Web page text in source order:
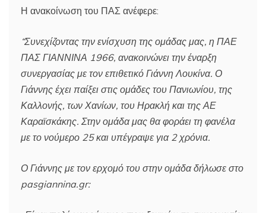
Η ανακοίνωση του ΠΑΣ ανέφερε:
“Συνεχίζοντας την ενίσχυση της ομάδας μας, η ΠΑΕ
ΠΑΣ ΓΙΑΝΝΙΝΑ 1966, ανακοινώνει την έναρξη
συνεργασίας με τον επιθετικό Γιάννη Λουκίνα. Ο
Γιάννης έχει παίξει στις ομάδες του Πανιωνίου, της
Καλλονής, των Χανίων, του Ηρακλή και της ΑΕ
Καραϊσκάκης. Στην ομάδα μας θα φοράει τη φανέλα
με το νούμερο 25 και υπέγραψε για 2 χρόνια.
Ο Γιάννης με τον ερχομό του στην ομάδα δήλωσε στο
pasgiannina.gr: